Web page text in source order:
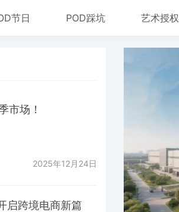
节日 POD踩坑 艺术授权
市场！
2025年12月24日
启跨境电商新篇